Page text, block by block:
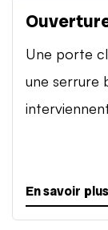
Une porte
une serrure
En savoir